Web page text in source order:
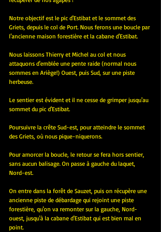
Notre objectif est le pic d'Estibat et le sommet des
Griets, depuis le col de Port. Nous ferons une boucle par
l'ancienne maison forestière et la cabane d'Estibat.
Nous laissons Thierry et Michel au col et nous
attaquons d'emblée une pente raide (normal nous
sommes en Ariège!) Ouest, puis Sud, sur une piste
herbeuse.
Le sentier est évident et il ne cesse de grimper jusqu'au
sommet du pic d'Estibat.
Poursuivre la crête Sud-est, pour atteindre le sommet
des Griets, où nous pique-niquerons.
Pour amorcer la boucle, le retour se fera hors sentier,
sans aucun balisage. On passe à gauche du laquet,
Nord-est.
On entre dans la forêt de Sauzet, puis on récupère une
ancienne piste de débardage qui rejoint une piste
forestière, qu'on va remonter sur la gauche, Nord-
ouest, jusqu'à la cabane d'Estibat qui est bien mal en
point.